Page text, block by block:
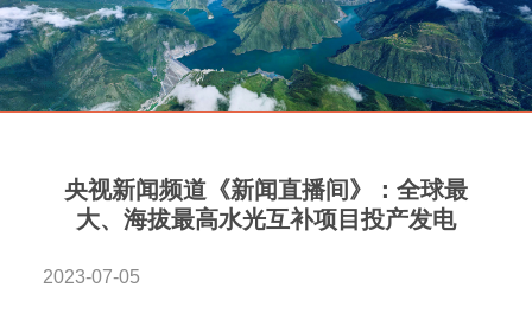
央视新闻频道《新闻直播间》：全球最
大、海拔最高水光互补项目投产发电
2023-07-05